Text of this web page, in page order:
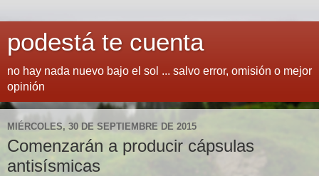
podestá te cuenta
no hay nada nuevo bajo el sol ... salvo error, omisión o mejor
opinión
MIÉRCOLES, 30 DE SEPTIEMBRE DE 2015
Comenzarán a producir cápsulas
antisísmicas